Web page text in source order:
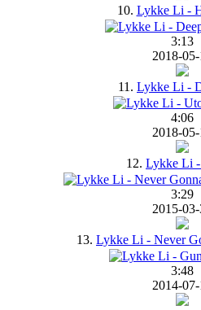
10. Lykke Li -
3:13
2018-
11. Lykke Li -
4:06
2018-
12. Lykke Li
3:29
2015-
13. Lykke Li - Never
3:48
2014-